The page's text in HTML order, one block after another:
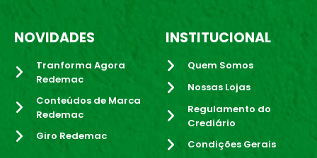
NOVIDADES
Tranforma Agora
Redemac
Conteúdos de Marca
Redemac
Giro Redemac
INSTITUCIONAL
Quem Somos
Nossas Lojas
Regulamento do
Crediário
Condições Gerais